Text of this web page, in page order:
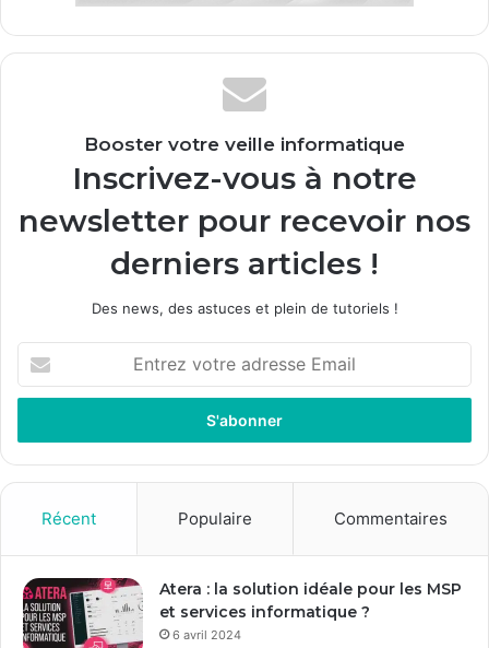
Booster votre veille informatique
Inscrivez-vous à notre
newsletter pour recevoir nos
derniers articles !
Des news, des astuces et plein de tutoriels !
t
e
z
r
e
a
d
Récent Populaire Commentaires
Atera : la solution idéale pour les MSP
et services informatique ?
6 avril 2024